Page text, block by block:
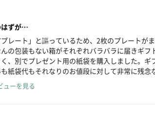
はずが…
プレート」と謳っているため、2枚のプレートが
の包装もない箱がそれぞれバラバラに届きギフ
、別でプレゼント用の紙袋を購入しました。ギ
紙袋代もそれなりのお値段に対して非常に残念
ューを見る